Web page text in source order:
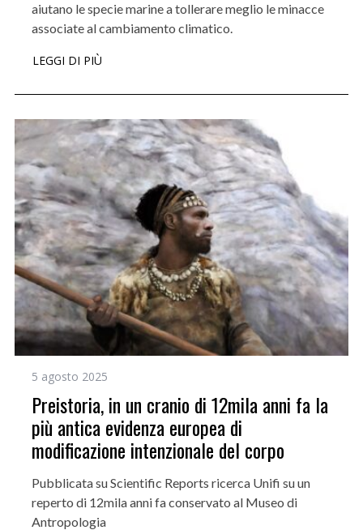
aiutano le specie marine a tollerare meglio le minacce
associate al cambiamento climatico.
LEGGI DI PIÙ
5 agosto 2025
Preistoria, in un cranio di 12mila anni fa la
più antica evidenza europea di
modificazione intenzionale del corpo
Pubblicata su Scientific Reports ricerca Unifi su un
reperto di 12mila anni fa conservato al Museo di
Antropologia